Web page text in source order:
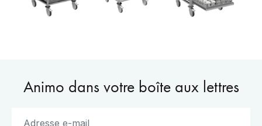
Animo dans votre boîte aux lettres